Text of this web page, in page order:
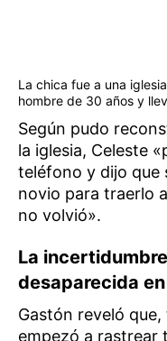
La chica fue a una
hombre de 30 años y
Según pudo
la iglesia, Celeste
teléfono y dijo que
novio para traerlo
no volvió».
La
desaparecida
Gastón reveló
empezó a rastrear